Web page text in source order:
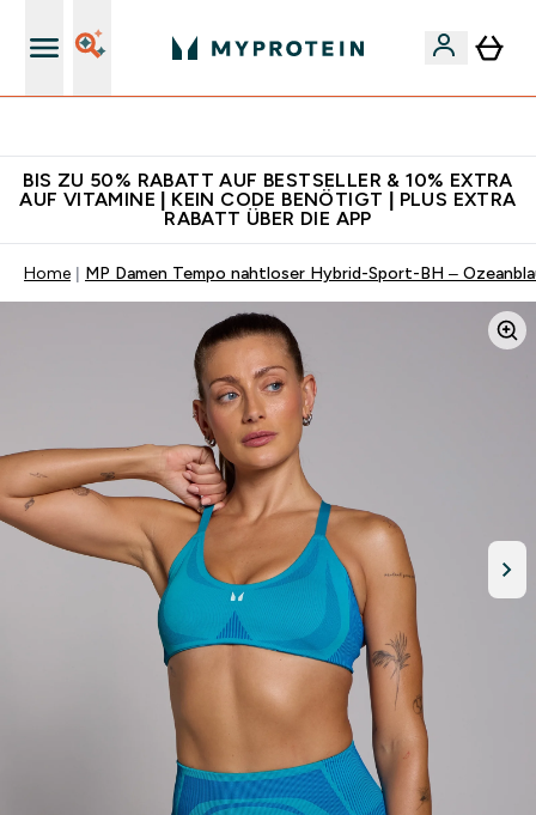
BIS ZU 50% RABATT AUF BESTSELLER & 10% EXTRA
AUF VITAMINE | KEIN CODE BENÖTIGT | PLUS EXTRA
RABATT ÜBER DIE APP
Home MP Damen Tempo nahtloser Hybrid-Sport-BH –